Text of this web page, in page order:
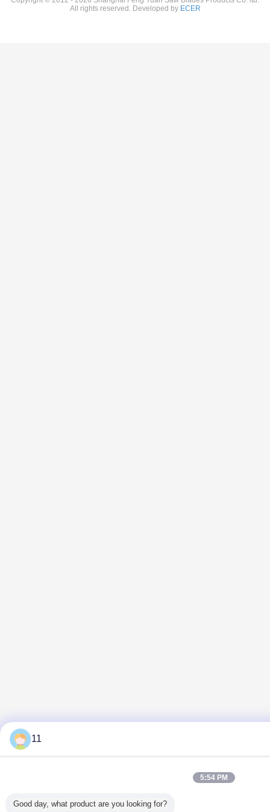
All rights reserved. Developed by ECER
11
5:54 PM
Good day, what product are you looking for?